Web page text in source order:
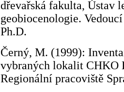
dřevařská fakulta, Ústav
geobiocenologie.
Ph.D.
Černý, M. (1999):
vybraných lokalit CHKO
Regionální pracoviště